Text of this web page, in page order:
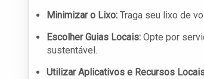
Minimizar o Lixo: Traga seu lixo de
Escolher Guias Locais: Opte por
sustentável.
Utilizar Aplicativos e Recursos